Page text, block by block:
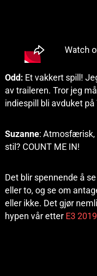
Odd: Et vakkert spill!
av traileren. Tror jeg
indiespill bli avduket
Suzanne: Atmosfærisk,
stil? COUNT ME IN!
Det blir spennende å
eller to, og se om
eller ikke. Det gjør
hypen vår etter E3 2019